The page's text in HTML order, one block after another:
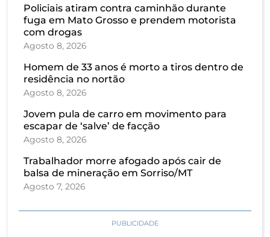
Policiais atiram contra caminhão durante
fuga em Mato Grosso e prendem motorista
com drogas
Agosto 8, 2026
Homem de 33 anos é morto a tiros dentro de
residência no nortão
Agosto 8, 2026
Jovem pula de carro em movimento para
escapar de ‘salve’ de facção
Agosto 8, 2026
Trabalhador morre afogado após cair de
balsa de mineração em Sorriso/MT
Agosto 7, 2026
PUBLICIDADE